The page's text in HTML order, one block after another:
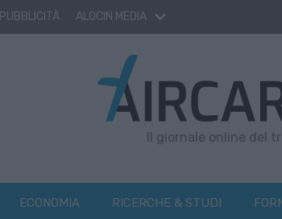
PUBBLICITÀ ALOCIN MEDIA
Il giornale online del
ECONOMIA RICERCHE & STUDI